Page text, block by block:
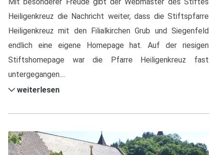
Heiligenkreuz die Nachricht weiter, dass die Stiftspfarre
Heiligenkreuz mit den Filialkirchen Grub und Siegenfeld
endlich eine eigene Homepage hat. Auf der riesigen
Stiftshomepage war die Pfarre Heiligenkreuz fast
untergegangen....
weiterlesen